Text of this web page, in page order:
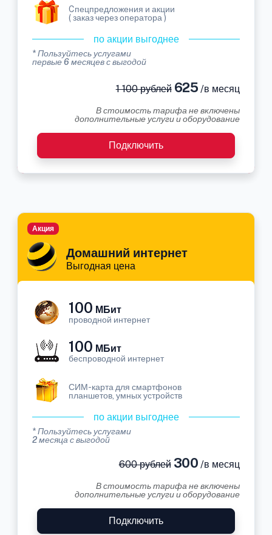
Cпецпредложения и акции
( заказ через оператора )
по акции выгоднее
* Пользуйтесь услугами
первые 6 месяцев с выгодой
1 100 рублей625 /в месяц
В стоимость тарифа не включены
дополнительные услуги и оборудование
Подключить
Домашний интернет
Выгодная цена
Акция
100 МБит
проводной интернет
100 МБит
беспроводной интернет
СИМ-карта для смартфонов
планшетов, умных устройств
по акции выгоднее
* Пользуйтесь услугами
2 месяца с выгодой
600 рублей300 /в месяц
В стоимость тарифа не включены
дополнительные услуги и оборудование
Подключить